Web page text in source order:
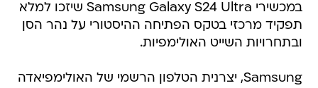
במכשירי Samsung Galaxy S24 Ultra שיזכו למלא
תפקיד מרכזי בטקס הפתיחה ההיסטורי על נהר הסן
ובתחרויות השייט האולימפיות.
Samsung, יצרנית הטלפון הרשמי של האולימפיאדה